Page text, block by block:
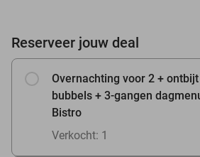
Reserveer jouw deal
Overnachting voor 2 +
bubbels + 3-gangen
Bistro
Verkocht: 1